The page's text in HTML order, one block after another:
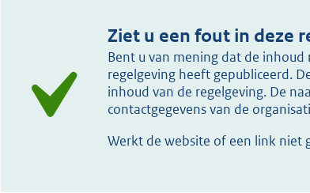
Ziet u een fout in deze
Bent u van mening dat de
regelgeving heeft gepubliceerd.
inhoud van de regelgeving. De
contactgegevens van de
Werkt de website of een link niet